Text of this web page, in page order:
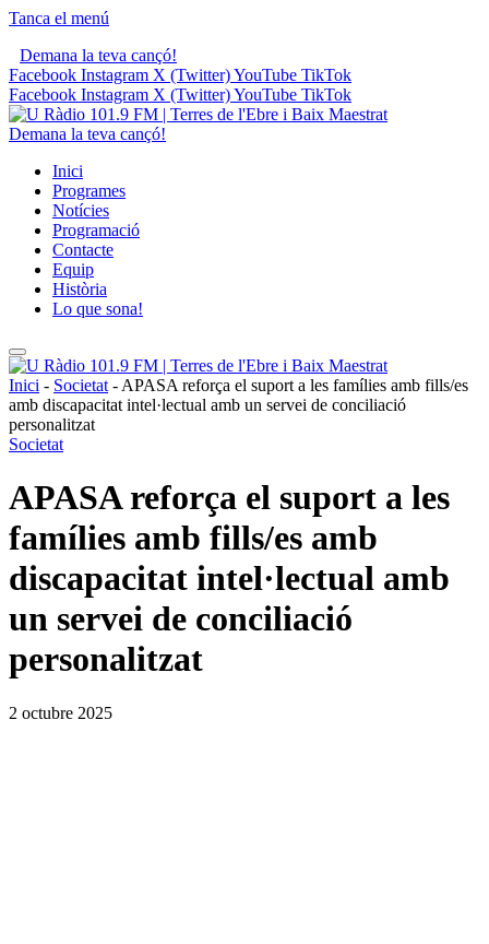
Tanca el menú
Demana la teva cançó!
Facebook Instagram X (Twitter)YouTube TikTok
Facebook Instagram X (Twitter)YouTube TikTok
Demana la teva cançó!
Inici
Programes
Notícies
Programació
Contacte
Equip
Història
Lo que sona!
Inici - Societat - APASA reforça el suport a les famílies amb fills/es
amb discapacitat intel·lectual amb un servei de conciliació
personalitzat
Societat
APASA reforça el suport a les
famílies amb fills/es amb
discapacitat intel·lectual amb
un servei de conciliació
personalitzat
2 octubre 2025